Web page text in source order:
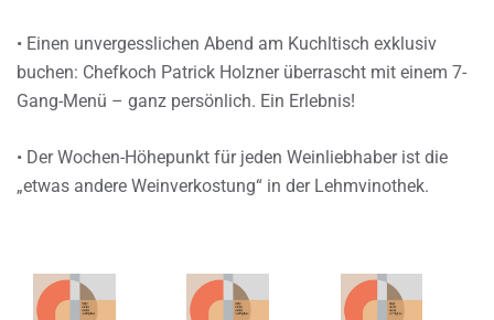
• Einen unvergesslichen Abend am Kuchltisch exklusiv
buchen: Chefkoch Patrick Holzner überrascht mit einem 7-
Gang-Menü – ganz persönlich. Ein Erlebnis!
• Der Wochen-Höhepunkt für jeden Weinliebhaber ist die
„etwas andere Weinverkostung“ in der Lehmvinothek.